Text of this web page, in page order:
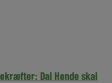
Dal Hende skal